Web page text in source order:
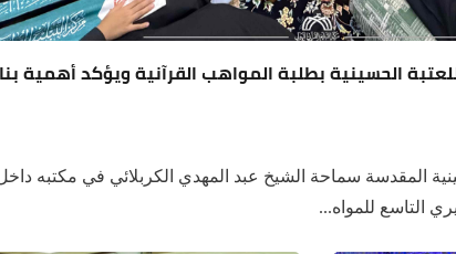
الحسينية بطلبة المواهب القرآنية ويؤكد أهمية
المقدسة سماحة الشيخ عبد المهدي الكربلائي في مكتبه
التاسع للمواه...